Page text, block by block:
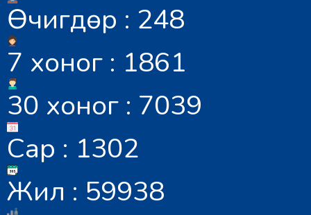
Өчигдөр : 248
7 хоног : 1861
30 хоног : 7039
Сар : 1302
Жил : 59938